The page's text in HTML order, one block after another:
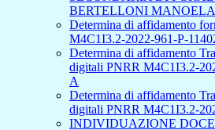
BERTELLONI MANOELA
Determina di affidamento
M4C1I3.2-2022-961-P-
Determina di affidamento
digitali PNRR M4C1I3.2-
A
Determina di affidamento
digitali PNRR M4C1I3.2-
INDIVIDUAZIONE